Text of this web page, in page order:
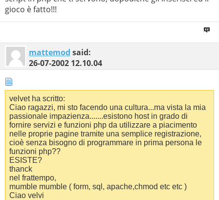
gioco è fatto!!!
mattemod said:
26-07-2002 12.10.04
velvet ha scritto:
Ciao ragazzi, mi sto facendo una cultura...ma vista la mia
passionale impazienza.......esistono host in grado di
fornire servizi e funzioni php da utilizzare a piacimento
nelle proprie pagine tramite una semplice registrazione,
cioè senza bisogno di programmare in prima persona le
funzioni php??
ESISTE?
thanck
nel frattempo,
mumble mumble ( form, sql, apache,chmod etc etc )
Ciao velvi